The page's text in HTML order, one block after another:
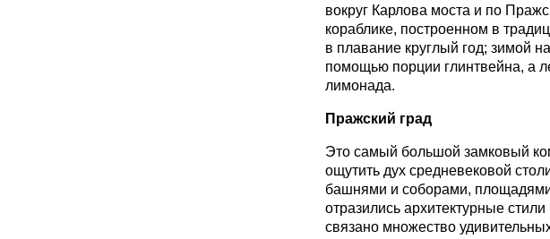
вокруг Карлова моста и по
кораблике, построенном в
в плавание круглый год; зимой
помощью порции глинтвейна, а
лимонада.
Пражский град
Это самый большой замковый
ощутить дух средневековой
башнями и соборами,
отразились архитектурные
связано множество